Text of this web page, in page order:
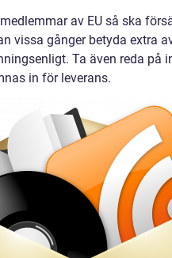
av EU så ska
vissa gånger betyda extra
Ta även reda på
in för leverans.